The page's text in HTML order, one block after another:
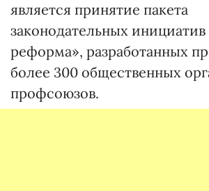
является принятие пакета
законодательных
реформа», разработанных
более 300 общественных
профсоюзов.